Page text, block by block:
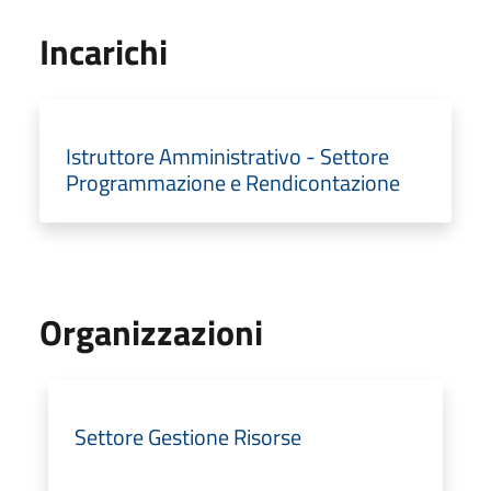
Incarichi
Istruttore Amministrativo - Settore
Programmazione e Rendicontazione
Organizzazioni
Settore Gestione Risorse